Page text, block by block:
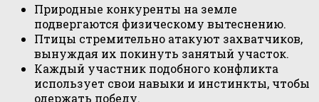
Природные конкуренты на земле
подвергаются физическому вытеснению.
Птицы стремительно атакуют захватчиков,
вынуждая их покинуть занятый участок.
Каждый участник подобного конфликта
использует свои навыки и инстинкты, чтобы
одержать победу.